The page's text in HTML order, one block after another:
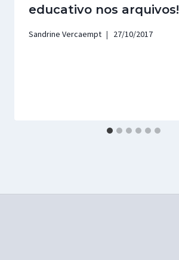
educativo nos arquivos!
Sandrine Vercaempt 27/10/2017